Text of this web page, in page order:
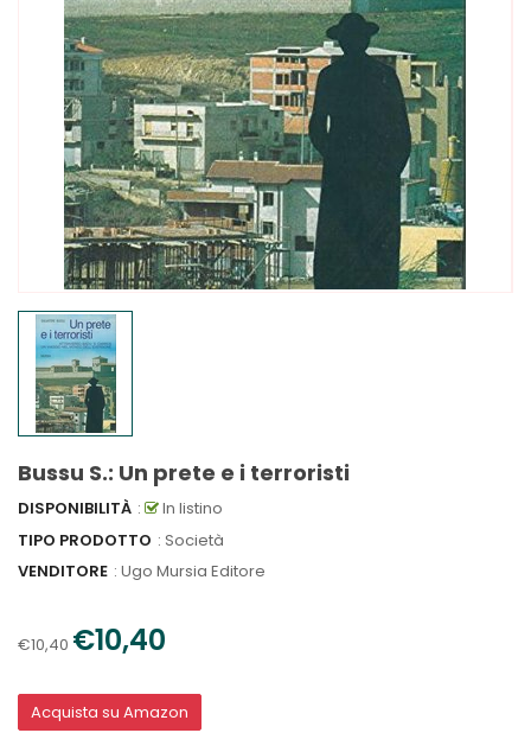
Bussu S.: Un prete e i terroristi
DISPONIBILITÀ :
In listino
TIPO PRODOTTO : Società
VENDITORE : Ugo Mursia Editore
€10,40 €10,40
Acquista su Amazon